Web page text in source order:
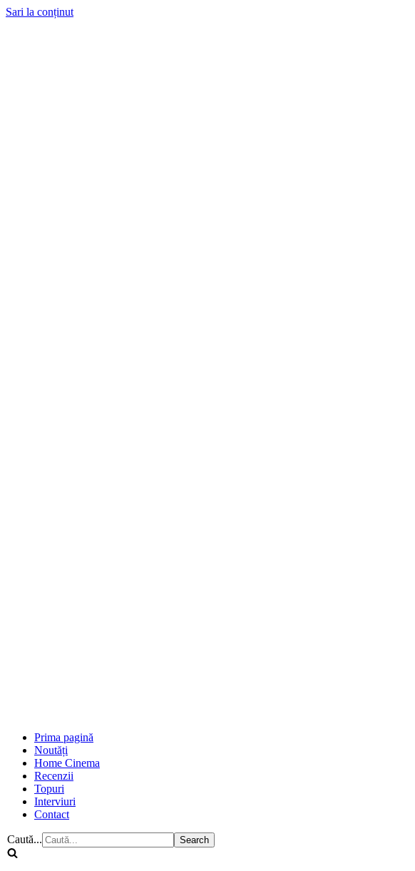
Sari la conținut
Prima pagină
Noutăți
Home Cinema
Recenzii
Topuri
Interviuri
Contact
Caută...